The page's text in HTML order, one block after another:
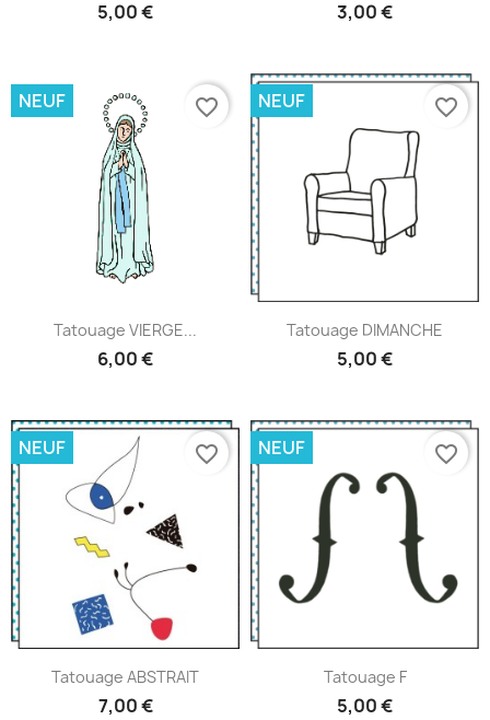
5,00 € 3,00 €
Tatouage VIERGE...
6,00 €
NEUF favorite_border
Tatouage DIMANCHE
5,00 €
NEUF favorite_border
Tatouage ABSTRAIT
7,00 €
NEUF favorite_border
Tatouage F
5,00 €
NEUF favorite_border